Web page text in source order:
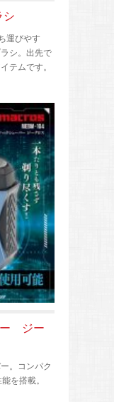
シ
運びやす
シ。出先で
テムです。
ー ジー
。コンパク
を搭載。